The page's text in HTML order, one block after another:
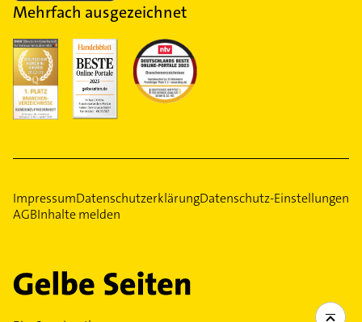
Mehrfach ausgezeichnet
ImpressumDatenschutzerklärungDatenschutz-Einstellungen
AGBInhalte melden